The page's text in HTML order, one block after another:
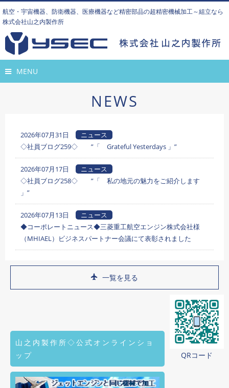
航空・宇宙機器、防衛機器、医療機器など精密部品の超精密機械加工～組立なら
株式会社山之内製作所
MENU
NEWS
2026年07月31日
ニュース
◇社員ブログ259◇ ”「 Grateful Yesterdays 」”
2026年07月17日
ニュース
◇社員ブログ258◇ ”「 私の地元の魅力をご紹介します
」”
2026年07月13日
ニュース
◆コーポレートニュース◆三菱重工航空エンジン株式会社様
（MHIAEL）ビジネスパートナー会議にて表彰されました
一覧を見る
山之内製作所◇公式オンラインショ
ップ
QRコード